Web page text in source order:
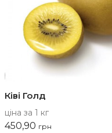
Ківі Голд
ціна за 1 кг
450,90 грн